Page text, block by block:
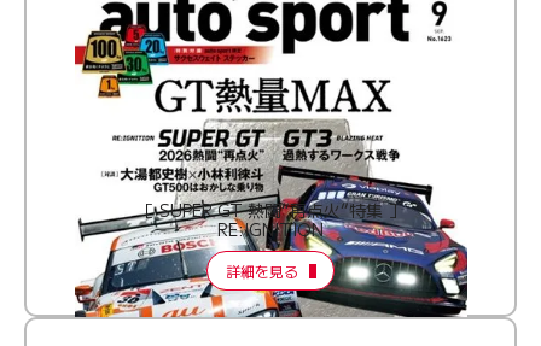
［ SUPER GT 熱闘“再点火”特集 ］
RE:IGNITION
詳細を見る